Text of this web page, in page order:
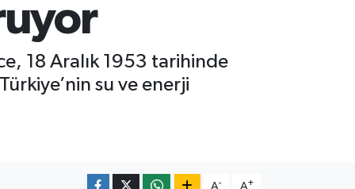
18 Aralık 1953 tarihinde
su ve enerji
A- A+